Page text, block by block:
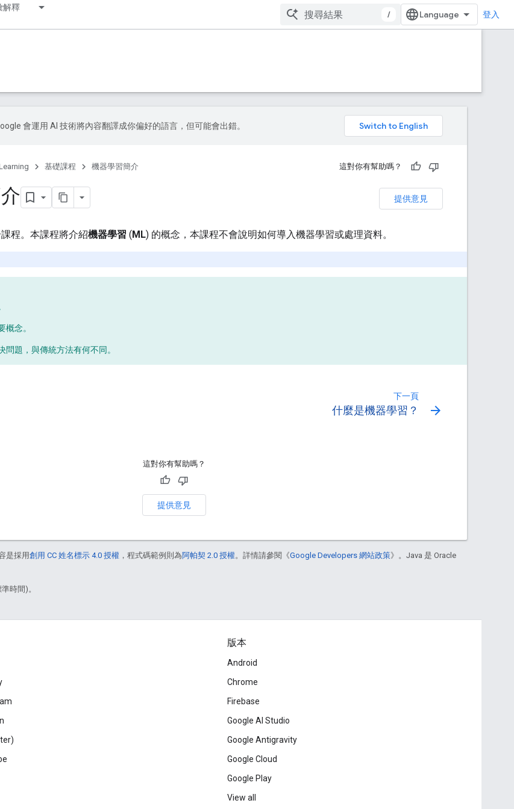
解釋
/ 登入
會運用 AI 技術將內容翻譯成你偏好的語言，但可能會出錯。
基礎課程 機器學習簡介 這對你有幫助嗎？
提供意見
程。本課程將介紹機器學習 (ML) 的概念，本課程不會說明如何導入機器學習或處理資料。
概念。
問題，與傳統方法有何不同。
下一頁
什麼是機器學習？ arrow_forward
這對你有幫助嗎？
提供意見
是採用創用 CC 姓名標示 4.0 授權 ，程式碼範例則為阿帕契 2.0 授權。詳情請參閱《Google Developers 網站政策》。Java 是 Oracle
時間)。
版本
Android
Chrome
Firebase
Google AI Studio
Google Antigravity
Google Cloud
Google Play
View all